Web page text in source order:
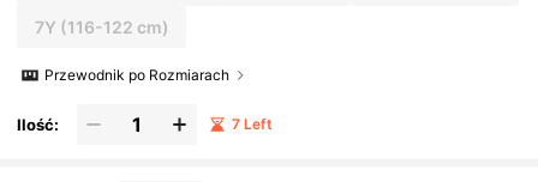
7Y (116-122 cm)
Przewodnik po Rozmiarach
Ilość: 7 Left